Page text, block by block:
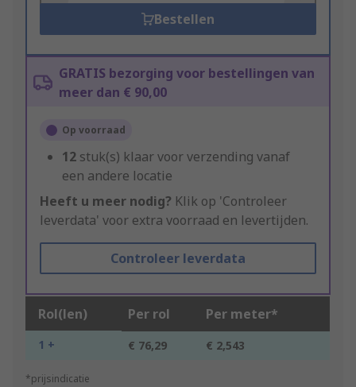
Bestellen
GRATIS bezorging voor bestellingen van
meer dan € 90,00
Op voorraad
12 stuk(s) klaar voor verzending vanaf
een andere locatie
Heeft u meer nodig? Klik op 'Controleer
leverdata' voor extra voorraad en levertijden.
Controleer leverdata
Rol(len) Per rol Per meter*
1 + € 76,29 € 2,543
*prijsindicatie